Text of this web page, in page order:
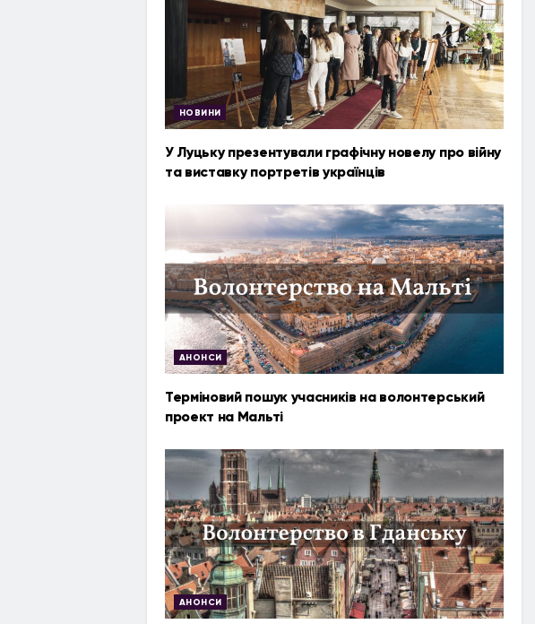
НОВИНИ
У Луцьку презентували графічну новелу про війну
та виставку портретів українців
АНОНСИ
Терміновий пошук учасників на волонтерський
проект на Мальті
АНОНСИ